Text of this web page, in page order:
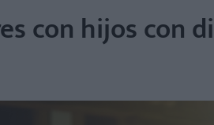
con hijos con